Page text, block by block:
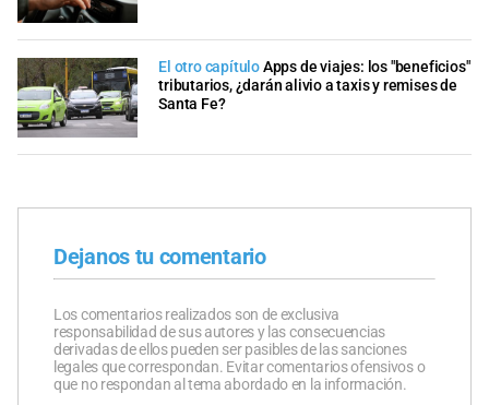
El otro capítuloApps de viajes: los "beneficios"
tributarios, ¿darán alivio a taxis y remises de
Santa Fe?
Dejanos tu comentario
Los comentarios realizados son de exclusiva
responsabilidad de sus autores y las consecuencias
derivadas de ellos pueden ser pasibles de las sanciones
legales que correspondan. Evitar comentarios ofensivos o
que no respondan al tema abordado en la información.